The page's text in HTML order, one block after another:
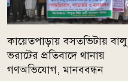
কায়েতপাড়ায় বসতভিটায় বালু
ভরাটের প্রতিবাদে থানায়
গণঅভিযোগ, মানববন্ধন